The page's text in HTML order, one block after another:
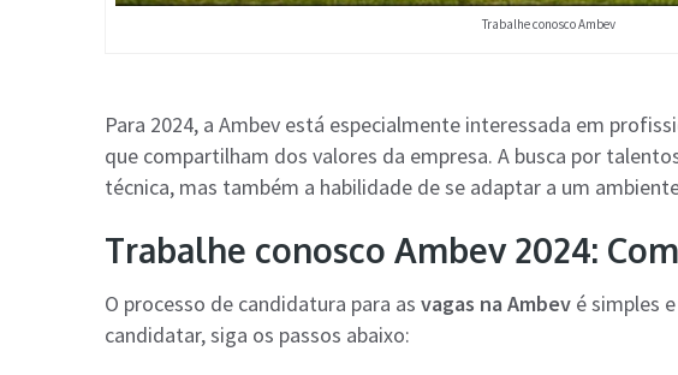
Trabalhe conosco Ambev
Para 2024, a Ambev está especialmente interessada em
que compartilham dos valores da empresa. A busca por
técnica, mas também a habilidade de se adaptar a um
Trabalhe conosco Ambev 2024:
O processo de candidatura para as vagas na Ambev é simples
candidatar, siga os passos abaixo: